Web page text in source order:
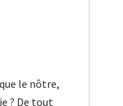
le nôtre,
? De tout